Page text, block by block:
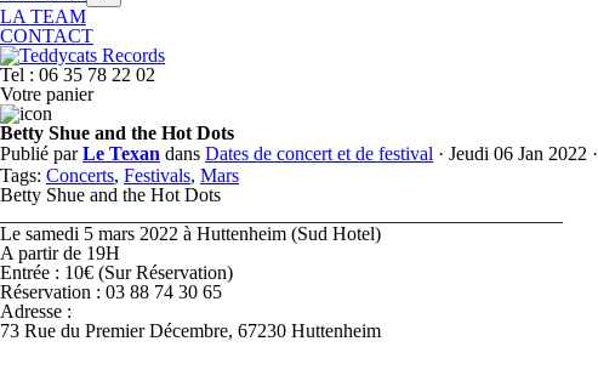
LA TEAM
CONTACT
Tel : 06 35 78 22 02
Votre panier
Betty Shue and the Hot Dots
Publié parLe Texan dans Dates de concert et de festival · Jeudi 06 Jan 2022 ·
Tags: Concerts, Festivals, Mars
Betty Shue and the Hot Dots
Le samedi 5 mars 2022 à Huttenheim (Sud Hotel)
A partir de 19H
Entrée : 10€ (Sur Réservation)
Réservation : 03 88 74 30 65
Adresse :
73 Rue du Premier Décembre, 67230 Huttenheim